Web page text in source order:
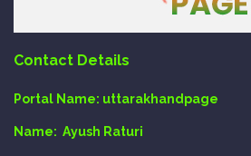
Contact Details
Portal Name: uttarakhandpage
Name: Ayush Raturi